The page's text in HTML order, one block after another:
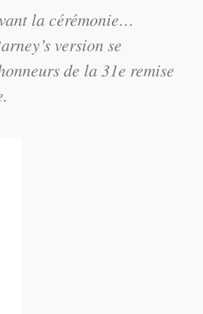
la cérémonie…
version se
de la 31e remise